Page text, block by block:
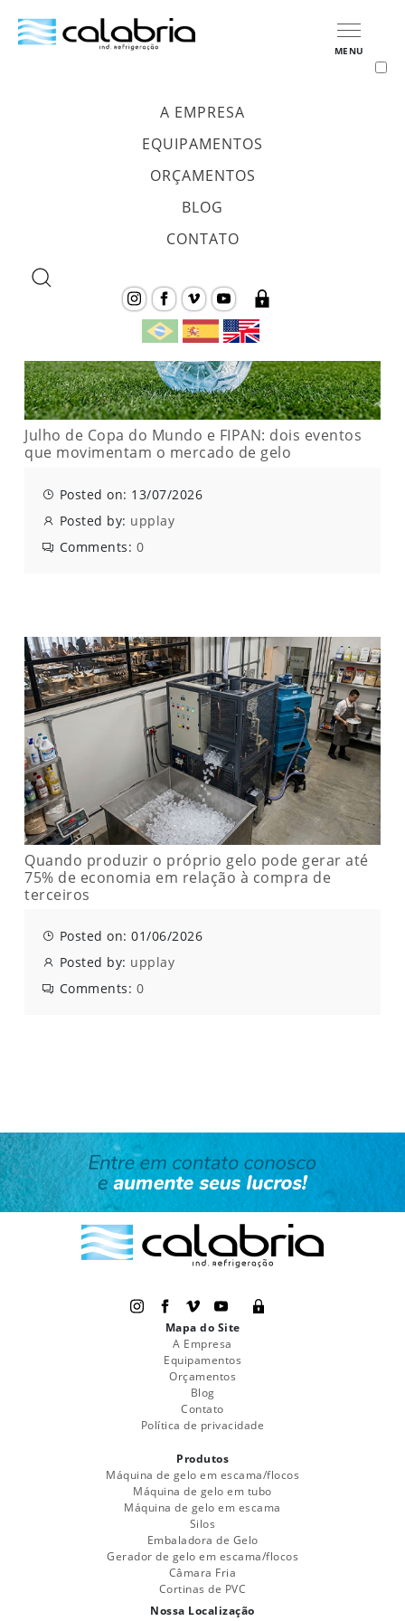
MENU
A EMPRESA
EQUIPAMENTOS
ORÇAMENTOS
BLOG
CONTATO
máquina de gelo em
Julho de Copa do Mundo e FIPAN: dois eventos
que movimentam o mercado de gelo
Posted on: 13/07/2026
Posted by: upplay
Comments: 0
Quando produzir o próprio gelo pode gerar até
75% de economia em relação à compra de
terceiros
Posted on: 01/06/2026
Posted by: upplay
Comments: 0
Mapa do Site
A Empresa
Equipamentos
Orçamentos
Blog
Contato
Política de privacidade
Produtos
Máquina de gelo em escama/flocos
Máquina de gelo em tubo
Máquina de gelo em escama
Silos
Embaladora de Gelo
Gerador de gelo em escama/flocos
Câmara Fria
Cortinas de PVC
Nossa Localização